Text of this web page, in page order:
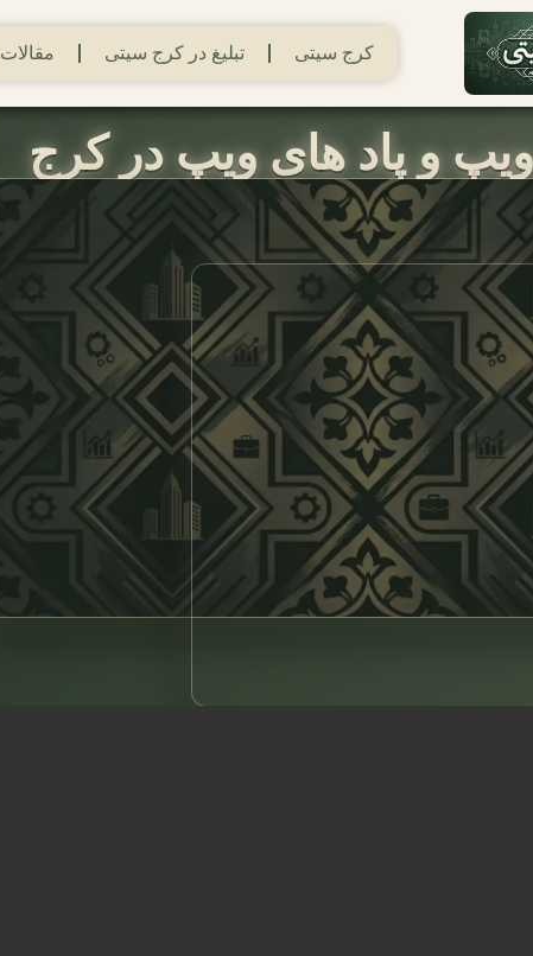
کرج سیتی تبلیغ در کرج سیتی مقالات
و پاد های ویپ در کرج